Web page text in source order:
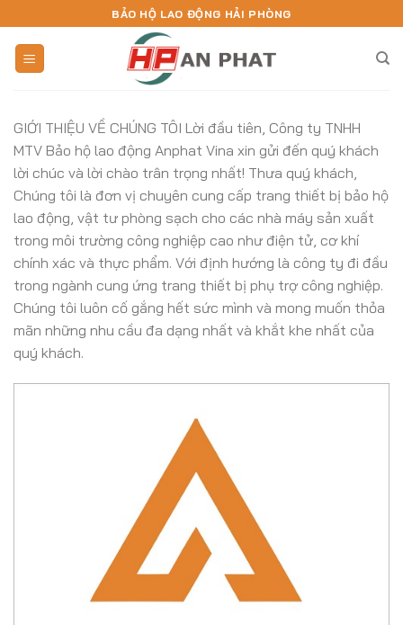
content
BẢO HỘ LAO ĐỘNG HẢI PHÒNG
GIỚI THIỆU VỀ CHÚNG TÔI Lời đầu tiên, Công ty TNHH
MTV Bảo hộ lao động Anphat Vina xin gửi đến quý khách
lời chúc và lời chào trân trọng nhất! Thưa quý khách,
Chúng tôi là đơn vị chuyên cung cấp trang thiết bị bảo hộ
lao động, vật tư phòng sạch cho các nhà máy sản xuất
trong môi trường công nghiệp cao như điện tử, cơ khí
chính xác và thực phẩm. Với định hướng là công ty đi đầu
trong ngành cung ứng trang thiết bị phụ trợ công nghiệp.
Chúng tôi luôn cố gắng hết sức mình và mong muốn thỏa
mãn những nhu cầu đa dạng nhất và khắt khe nhất của
quý khách.